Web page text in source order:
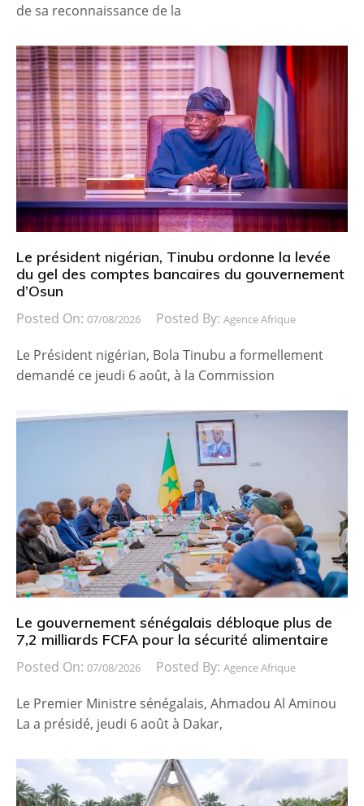
de sa reconnaissance de la
Le président nigérian, Tinubu ordonne la levée
du gel des comptes bancaires du gouvernement
d’Osun
Posted On: 07/08/2026 Posted By: Agence Afrique
Le Président nigérian, Bola Tinubu a formellement
demandé ce jeudi 6 août, à la Commission
Le gouvernement sénégalais débloque plus de
7,2 milliards FCFA pour la sécurité alimentaire
Posted On: 07/08/2026 Posted By: Agence Afrique
Le Premier Ministre sénégalais, Ahmadou Al Aminou
La a présidé, jeudi 6 août à Dakar,